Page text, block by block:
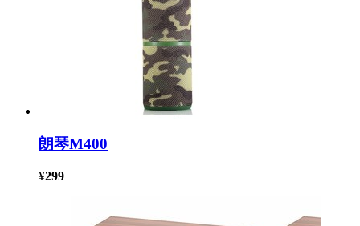
朗琴M400
¥299